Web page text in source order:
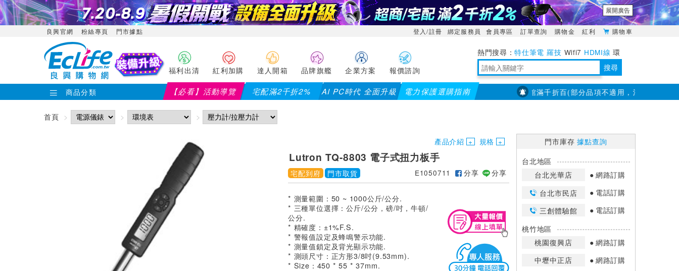
展開廣告
良興官網 粉絲專頁 門市據點 登入/註冊 綁定服務員 會員專區 訂單查詢 購物金 紅利 購物車
福利出清 紅利加購 達人開箱 品牌旗艦 企業方案 報價諮詢
特仕筆電 羅技 Wifi7 HDMI線 環
境量測 明緯POWER 搜尋
商品分類 【必看】活動導覽 宅配滿2千折2% AI PC時代 全面升級 電力保護選購指南【PX大通】全館滿千折百(部分品項不適用，滿2千折200...)
首頁
產品介紹 規格
Lutron TQ-8803 電子式扭力板手
宅配到府 門市取貨 E1050711 分享 分享
* 測量範圍：50 ~ 1000公斤/公分.
* 三種單位選擇：公斤/公分，磅/吋，牛頓/
公分.
* 精確度：±1%F.S.
* 警報值設定及蜂鳴警示功能.
* 測量值鎖定及背光顯示功能.
* 測頭尺寸：正方形3/8吋(9.53mm).
* Size：450 * 55 * 37mm.
門市庫存據點查詢
台北地區
台北光華店
網路訂購
台北市民店
電話訂購
三創體驗館
電話訂購
桃竹地區
桃園復興店
網路訂購
中壢中正店
網路訂購